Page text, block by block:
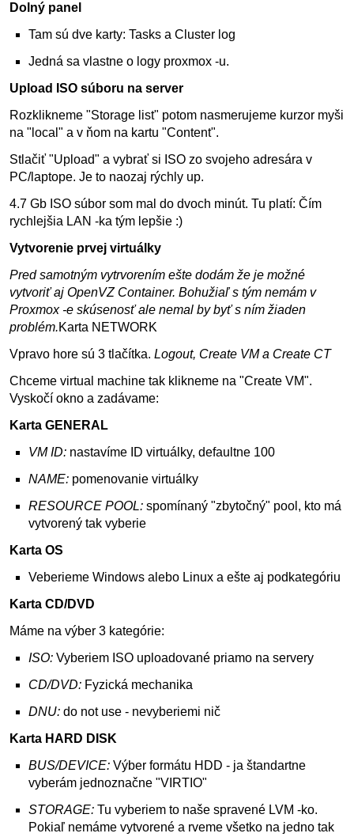
Dolný panel
Tam sú dve karty: Tasks a Cluster log
Jedná sa vlastne o logy proxmox -u.
Upload ISO súboru na server
Rozklikneme "Storage list" potom nasmerujeme kurzor myši
na "local" a v ňom na kartu "Content".
Stlačiť "Upload" a vybrať si ISO zo svojeho adresára v
PC/laptope. Je to naozaj rýchly up.
4.7 Gb ISO súbor som mal do dvoch minút. Tu platí: Čím
rychlejšia LAN -ka tým lepšie :)
Vytvorenie prvej virtuálky
Pred samotným vytrvorením ešte dodám že je možné
vytvoriť aj OpenVZ Container. Bohužiaľ s tým nemám v
Proxmox -e skúsenosť ale nemal by byť s ním žiaden
problém.Karta NETWORK
Vpravo hore sú 3 tlačítka. Logout, Create VM a Create CT
Chceme virtual machine tak klikneme na "Create VM".
Vyskočí okno a zadávame:
Karta GENERAL
VM ID: nastavíme ID virtuálky, defaultne 100
NAME: pomenovanie virtuálky
RESOURCE POOL: spomínaný "zbytočný" pool, kto má
vytvorený tak vyberie
Karta OS
Veberieme Windows alebo Linux a ešte aj podkategóriu
Karta CD/DVD
Máme na výber 3 kategórie:
ISO: Vyberiem ISO uploadované priamo na servery
CD/DVD: Fyzická mechanika
DNU: do not use - nevyberiemi nič
Karta HARD DISK
BUS/DEVICE: Výber formátu HDD - ja štandartne
vyberám jednoznačne "VIRTIO"
STORAGE: Tu vyberiem to naše spravené LVM -ko.
Pokiaľ nemáme vytvorené a rveme všetko na jedno tak